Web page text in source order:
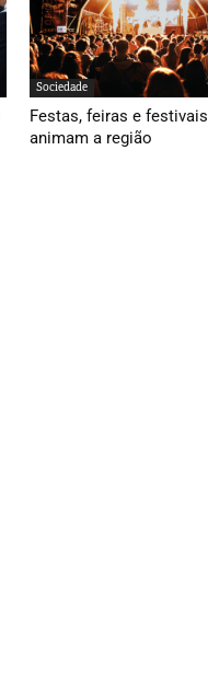
Sociedade
Festas, feiras e festivais
animam a região